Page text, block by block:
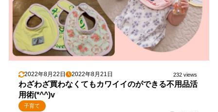
2022年8月22日 2022年8月21日 232 views
わざわざ買わなくてもカワイイのができる不用品活
用術(*^^)v
子育て